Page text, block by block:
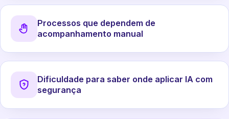
Processos que dependem de
acompanhamento manual
Dificuldade para saber onde aplicar IA com
segurança